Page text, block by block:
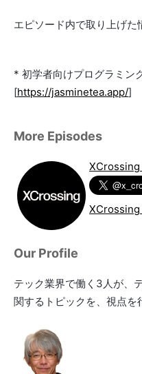
エピソード内で取り上げた
* 初学者向けプログラミン
[https://jasminetea.app/]
More Episodes
Our Profile
テック業界で働く3人が、
関するトピックを、視点を